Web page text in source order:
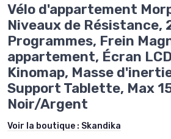
Vélo d'appartement
Niveaux de Résistance,
Programmes, Frein
appartement, Écran
Kinomap, Masse
Support Tablette, Max
Noir/Argent
Voir la boutique : Skandika